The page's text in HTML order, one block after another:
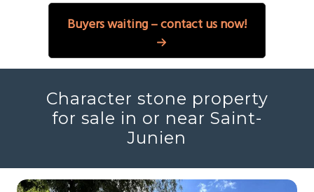
Buyers waiting – contact us now!
Character stone property
for sale in or near Saint-
Junien